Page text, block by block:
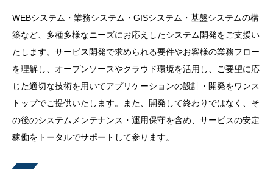
WEBシステム・業務システム・GISシステム・基盤システムの構
築など、多種多様なニーズにお応えしたシステム開発をご支援い
たします。サービス開発で求められる要件やお客様の業務フロー
を理解し、オープンソースやクラウド環境を活用し、ご要望に応
じた適切な技術を用いてアプリケーションの設計・開発をワンス
トップでご提供いたします。また、開発して終わりではなく、そ
の後のシステムメンテナンス・運用保守を含め、サービスの安定
稼働をトータルでサポートして参ります。